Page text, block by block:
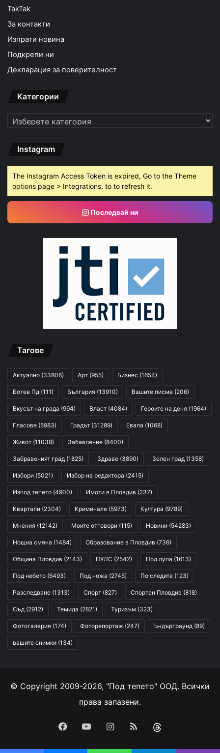
TakTak
За контакти
Изпрати новина
Подкрепи ни
Декларация за поверителност
Категории
Категории
Instagram
The Instagram Access Token is expired, Go to the Theme
options page > Integrations, to to refresh it.
Последвай ни
Тагове
Актуално (33806) Арт (955) Бизнес (1654)
Ботев Пд (111) България (13910) Вашите писма (206)
Вкусът на града (994) Власт (4084) Героите на деня (1964)
Гласове (5983) Градът (31289) Евала (1068)
Живот (11038) Забавление (8400)
Забравеният град (1825) Здраве (3890) Зелен град (1358)
Избори (5021) Избор на редактора (2415)
Изпод тепето (4900) Имоти в Пловдив (237)
Квартали (2304) Криминале (5973) Култура (9789)
Мнения (12142) Моите отговори (115) Новини (54283)
Нощна смяна (1484) Образование в Пловдив (736)
Община Пловдив (2143) ПУЛС (2542) Под лупа (1613)
Под небето (6493) Под ножа (2745) По следите (123)
Разследване (1313) Спорт (827) Спортен Пловдив (818)
Съд (2912) Темида (2821) Туризъм (323)
Фотогалерия (174) Фоторепортаж (247) Ъндърграунд (89)
вашите снимки (134)
© Copyright 2009-2026, "Под тепето" ООД. Всички
права запазени.
Facebook
YouTubeInstagram
RSS